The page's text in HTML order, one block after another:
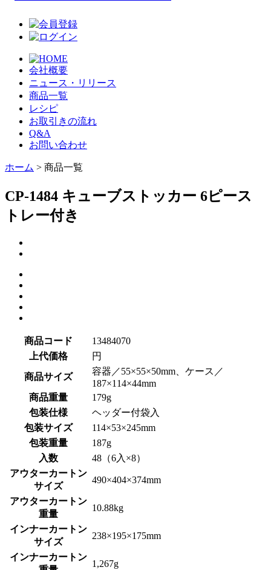
会社概要
ニュース・リリース
商品一覧
レシピ
お取引きの流れ
Q&A
お問い合わせ
ホーム > 商品一覧
CP-1484 キューブストッカー 6ピース
トレー付き
商品コード
13484070
上代価格
円
商品サイズ
容器／55×55×50mm、ケース／
187×114×44mm
商品重量
179g
包装仕様
ヘッダー付袋入
包装サイズ
114×53×245mm
包装重量
187g
入数
48（6入×8）
アウターカートン
サイズ
490×404×374mm
アウターカートン
重量
10.88kg
インナーカートン
サイズ
238×195×175mm
インナーカートン
1,267g